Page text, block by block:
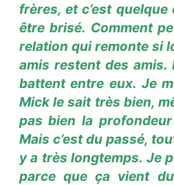
frères, et c’est
être brisé. Comment
relation qui remonte si
amis restent des amis.
battent entre eux. Je
Mick le sait très bien,
pas bien la
Mais c’est du passé,
y a très longtemps. Je
parce que ça vient